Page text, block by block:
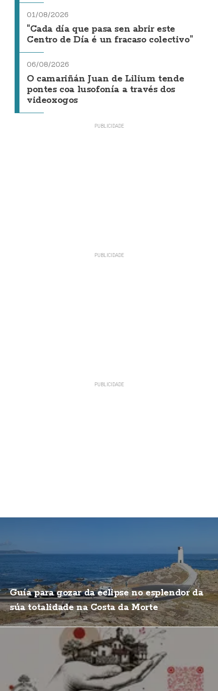
01/08/2026
"Cada día que pasa sen abrir este
Centro de Día é un fracaso colectivo"
06/08/2026
O camariñán Juan de Lilium tende
pontes coa lusofonía a través dos
videoxogos
Guía para gozar da eclipse no esplendor da
súa totalidade na Costa da Morte